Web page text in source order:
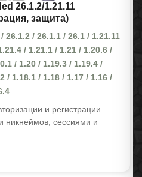
26.1.2/1.21.11
защита)
/ 26.1.1 / 26.1 / 1.21.11
/ 1.21.1 / 1.21 / 1.20.6 /
/ 1.20 / 1.19.3 / 1.19.4 /
/ 1.18.1 / 1.18 / 1.17 / 1.16 /
и регистрации
никнеймов, сессиями и